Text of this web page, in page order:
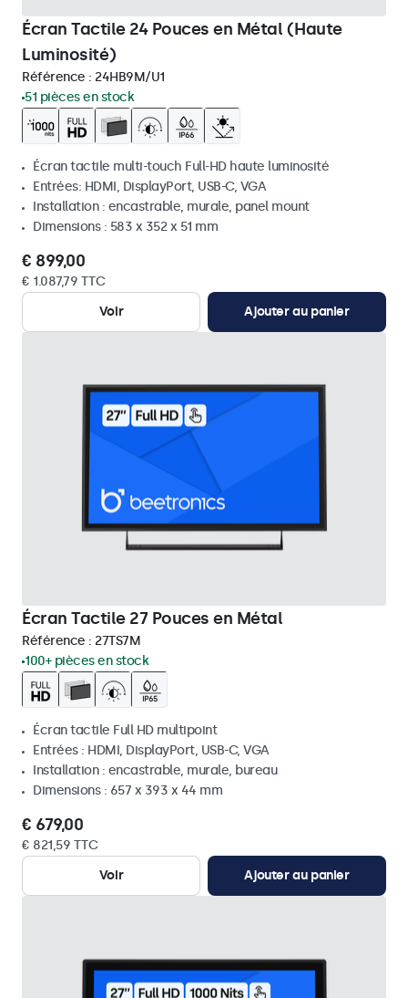
Écran Tactile 24 Pouces en Métal (Haute
Luminosité)
Référence : 24HB9M/U1
51 pièces en stock
Écran tactile multi-touch Full-HD haute luminosité
Entrées: HDMI, DisplayPort, USB-C, VGA
Installation : encastrable, murale, panel mount
Dimensions : 583 x 352 x 51 mm
€ 899,00
€ 1.087,79 TTC
Voir
Ajouter au panier
Écran Tactile 27 Pouces en Métal
Référence : 27TS7M
100+ pièces en stock
Écran tactile Full HD multipoint
Entrées : HDMI, DisplayPort, USB-C, VGA
Installation : encastrable, murale, bureau
Dimensions : 657 x 393 x 44 mm
€ 679,00
€ 821,59 TTC
Voir
Ajouter au panier